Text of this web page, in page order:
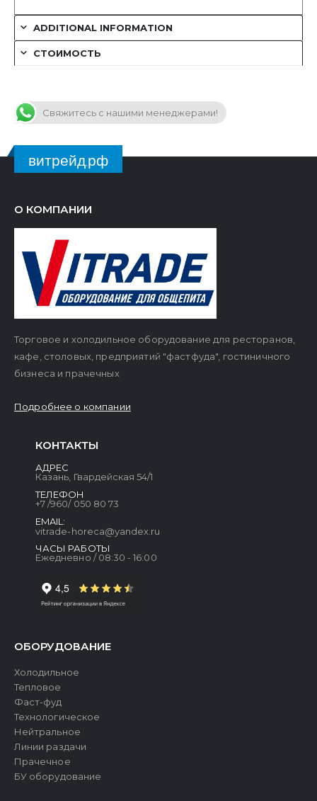
ADDITIONAL INFORMATION
СТОИМОСТЬ
Свяжитесь с нашими менеджерами!
витрейд.рф
О КОМПАНИИ
Торговое и холодильное оборудование для ресторанов,
кафе, столовых, предприятий "фастфуда", гостиничного
бизнеса и прачечных
Подробнее о компании
КОНТАКТЫ
АДРЕС
Казань, Гвардейская 54/1
ТЕЛЕФОН
+7 /960/ 050 80 73
EMAIL:
vitrade-horeca@yandex.ru
ЧАСЫ РАБОТЫ
Ежедневно / 08:30 - 16:00
ОБОРУДОВАНИЕ
Холодильное
Тепловое
Фаст-фуд
Технологическое
Нейтральное
Линии раздачи
Прачечное
БУ оборудование